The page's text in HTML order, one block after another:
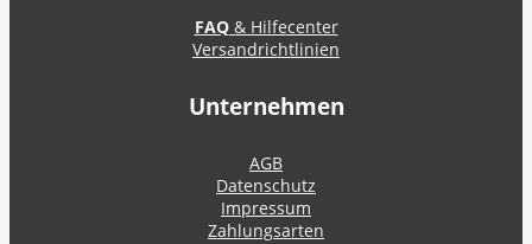
FAQ& Hilfecenter
Versandrichtlinien
Unternehmen
AGB
Datenschutz
Impressum
Zahlungsarten